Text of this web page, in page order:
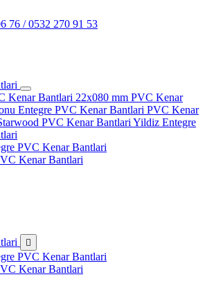
76 / 0532 270 91 53
Kenar Bantlari 22x080 mm PVC Kenar
Entegre PVC Kenar Bantlari PVC Kenar
PVC Kenar Bantlari Yildiz Entegre
PVC Kenar Bantlari
Kenar Bantlari

PVC Kenar Bantlari
Kenar Bantlari